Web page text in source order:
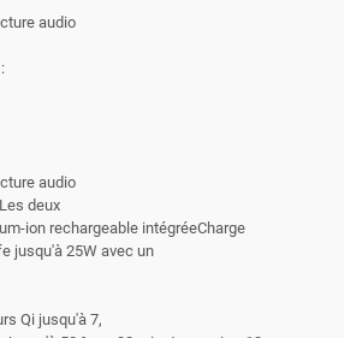
audio
audio
deux
ion rechargeable intégréeCharge
jusqu'à 25W avec un
Qi jusqu'à 7,